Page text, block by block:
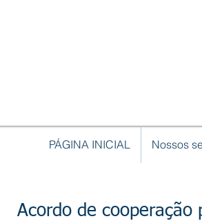
PÁGINA INICIAL Nossos
Acordo de cooperação